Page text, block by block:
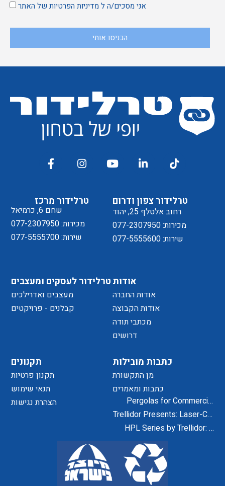
אני מסכים/ה ל מדיניות הפרטיות של האתר
הכניסו אותי
טרלידור מרכז
שחם 6, כרמיאל
מכירות: 077-2307950
שירות: 077-5555700
תקנונים
תקנון פרטיות
תנאי שימוש
הצהרת נגישות
כתבות מובילות
מן התקשורת
כתבות ומאמרים
Pergolas for Commercial
Centers and Residential
Projects
Trellidor Presents: Laser-Cut
Designs for Home Exteriors
and Interiors
HPL Series by Trellidor: A
טרלידור צפון ודרום
רחוב אלטלף 25, יהוד
מכירות: 077-2307950
שירות: 077-5555600
אודות
אודות החברה
אודות הקבוצה
מכתבי תודה
דרושים
טרלידור לעסקים ומעצבים
מעצבים ואדרילכים
קבלנים - פרויקטים